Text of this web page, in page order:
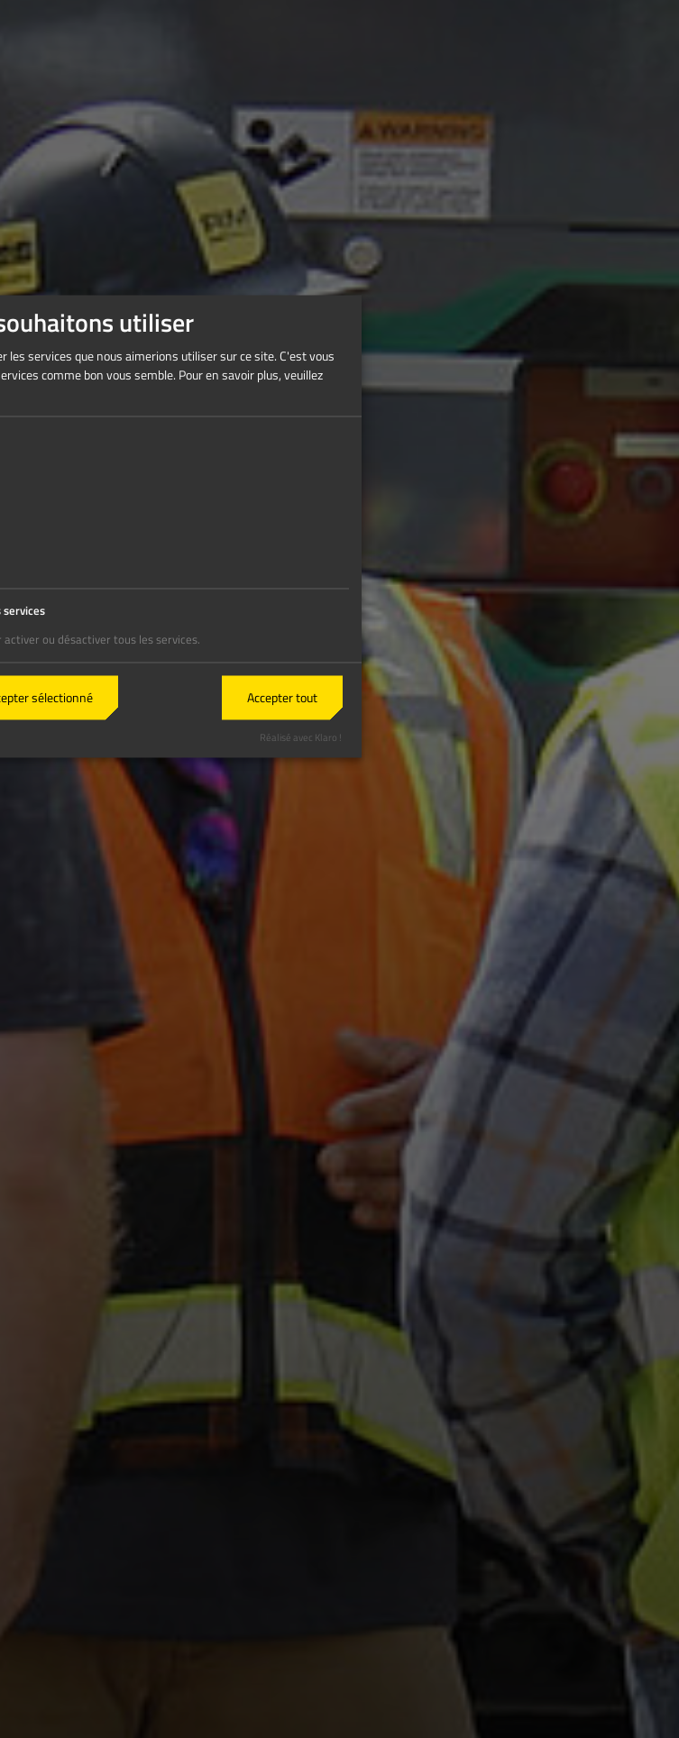
utiliser
les services que nous aimerions utiliser sur ce site. C'est vous
comme bon vous semble. Pour en savoir plus, veuillez
ou désactiver tous les services.
sélectionné Accepter tout
Réalisé avec Klaro !